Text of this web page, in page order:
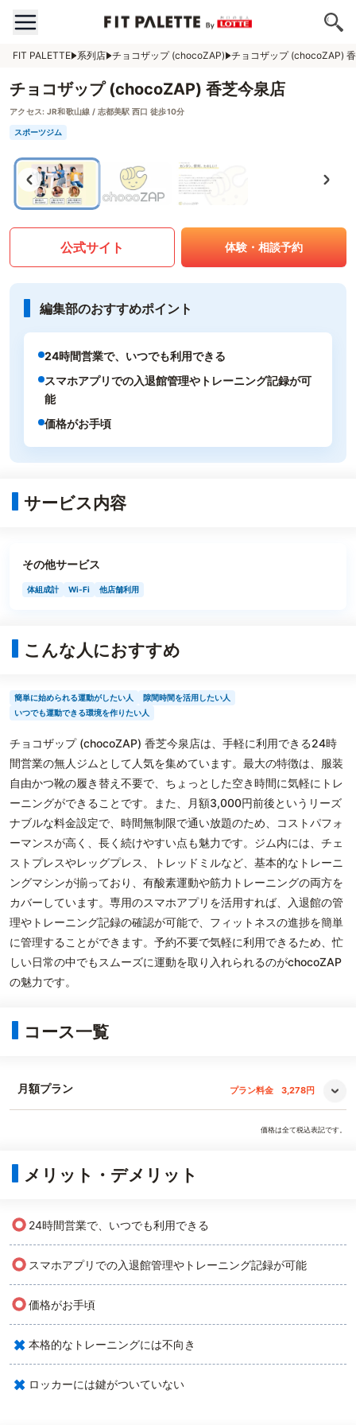
FIT PALETTE 系列店 チョコザップ (chocoZAP) チョコザップ (chocoZAP)
チョコザップ (chocoZAP) 香芝今泉店
アクセス: JR和歌山線 / 志都美駅 西口 徒歩10分
スポーツジム
公式サイト 体験・相談予約
編集部のおすすめポイント
24時間営業で、いつでも利用できる
スマホアプリでの入退館管理やトレーニング記録が可
能
価格がお手頃
サービス内容
その他サービス
体組成計 Wi-Fi 他店舗利用
こんな人におすすめ
簡単に始められる運動がしたい人
隙間時間を活用したい人
いつでも運動できる環境を作りたい人
チョコザップ (chocoZAP) 香芝今泉店は、手軽に利用できる24時
間営業の無人ジムとして人気を集めています。最大の特徴は、服装
自由かつ靴の履き替え不要で、ちょっとした空き時間に気軽にトレ
ーニングができることです。また、月額3,000円前後というリーズ
ナブルな料金設定で、時間無制限で通い放題のため、コストパフォ
ーマンスが高く、長く続けやすい点も魅力です。ジム内には、チェ
ストプレスやレッグプレス、トレッドミルなど、基本的なトレーニ
ングマシンが揃っており、有酸素運動や筋力トレーニングの両方を
カバーしています。専用のスマホアプリを活用すれば、入退館の管
理やトレーニング記録の確認が可能で、フィットネスの進捗を簡単
に管理することができます。予約不要で気軽に利用できるため、忙
しい日常の中でもスムーズに運動を取り入れられるのがchocoZAP
の魅力です。
コース一覧
月額プラン プラン料金 3,278円
価格は全て税込表記です。
メリット・デメリット
○ 24時間営業で、いつでも利用できる
○ スマホアプリでの入退館管理やトレーニング記録が可能
○価格がお手頃
× 本格的なトレーニングには不向き
× ロッカーには鍵がついていない